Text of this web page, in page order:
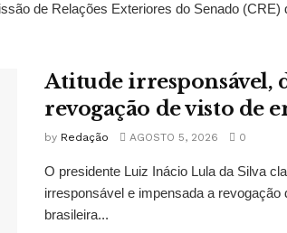
de Relações Exteriores do Senado (CRE)
Atitude irresponsável,
revogação de visto de
by Redação AGOSTO 5, 2026 0
O presidente Luiz Inácio Lula da Silva
irresponsável e impensada a revogação
brasileira...